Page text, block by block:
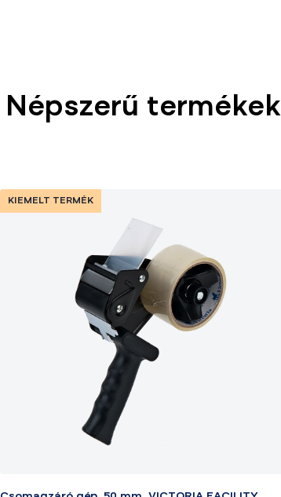
Népszerű termékek
KIEMELT TERMÉK